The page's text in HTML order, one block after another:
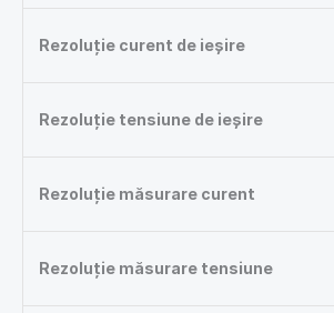
Rezoluție curent de ieșire
Rezoluție tensiune de ieșire
Rezoluție măsurare curent
Rezoluție măsurare tensiune